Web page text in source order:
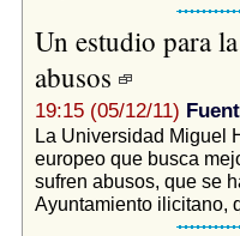
Un estudio para
abusos
19:15 (05/12/11)
La Universidad Miguel
europeo que busca
sufren abusos, que se
Ayuntamiento ilicitano,